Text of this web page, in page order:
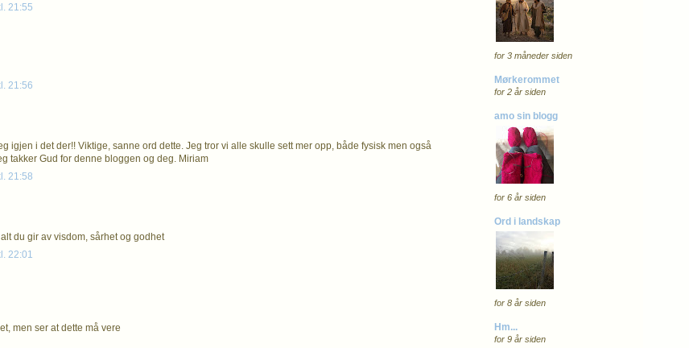
21:55
21:56
igjen i det der!! Viktige, sanne ord dette. Jeg tror vi alle skulle sett mer opp, både fysisk men også
takker Gud for denne bloggen og deg. Miriam
21:58
du gir av visdom, sårhet og godhet
22:01
men ser at dette må vere
for 3 måneder siden
Mørkerommet
for 2 år siden
amo sin blogg
for 6 år siden
Ord i landskap
for 8 år siden
Hm...
for 9 år siden